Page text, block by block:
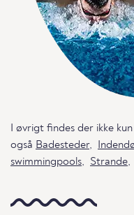
I øvrigt findes der ikke
også Badesteder,
swimmingpools, Strande,